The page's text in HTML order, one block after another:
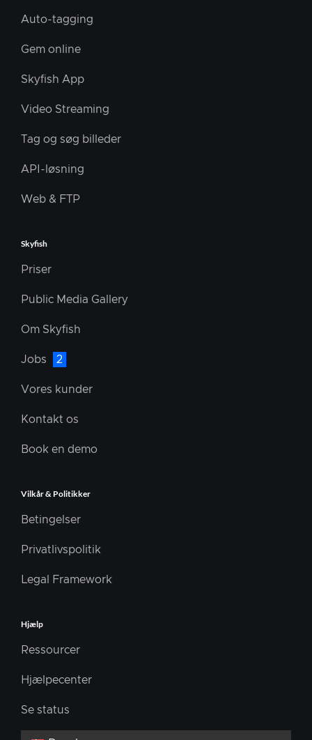
Auto-tagging
Gem online
Skyfish App
Video Streaming
Tag og søg billeder
API-løsning
Web & FTP
Skyfish
Priser
Public Media Gallery
Om Skyfish
Jobs 2
Vores kunder
Kontakt os
Book en demo
Vilkår & Politikker
Betingelser
Privatlivspolitik
Legal Framework
Hjælp
Ressourcer
Hjælpecenter
Se status